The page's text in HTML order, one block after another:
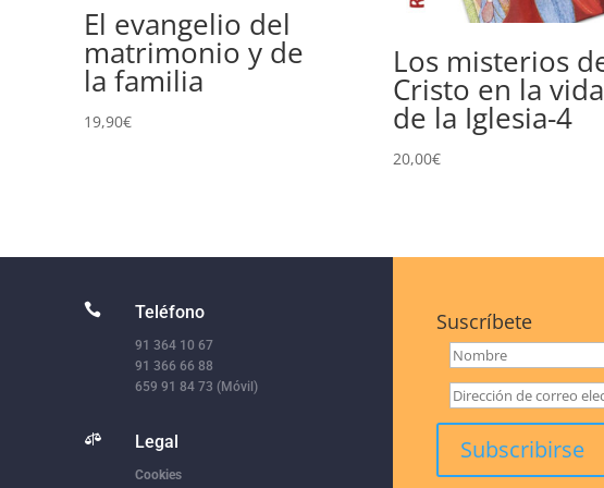
El evangelio del
matrimonio y de
la familia
19,90€
Los misterios
Cristo en la vida
de la Iglesia-4
20,00€
 Teléfono
91 364 10 67
91 366 66 88
659 91 84 73 (Móvil)
 Legal
Cookies
Suscríbete